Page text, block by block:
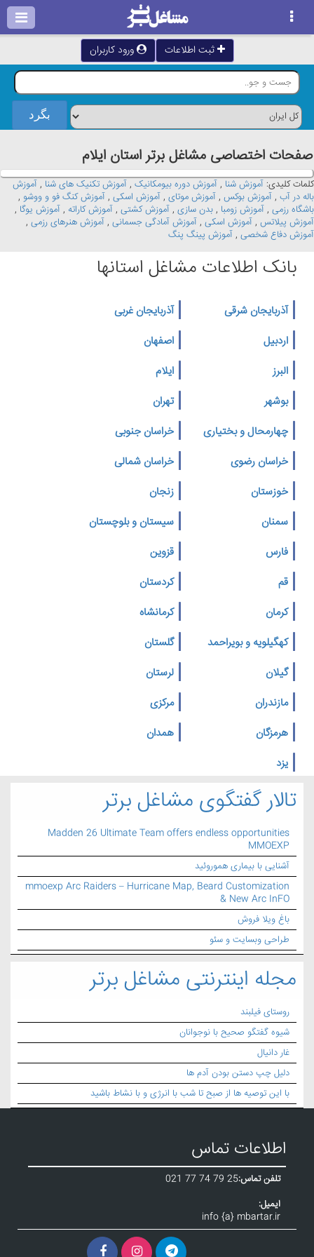
ثبت اطلاعات ورود کاربران
صفحات اختصاصی مشاغل برتر استان ايلام
کلمات کلیدی: آموزش شنا , آموزش دوره بیومکانیک , آموزش تکنیک های شنا , آموزش
باله در آب , آموزش بوکس , آموزش موتای , آموزش اسکی , آموزش کنگ فو و ووشو ,
باشگاه رزمی , آموزش زومبا , بدن سازی , آموزش کشتی , آموزش کاراته , آموزش یوگا ,
آموزش پیلاتس , آموزش اسکی , آموزش آمادگی جسمانی , آموزش هنرهای رزمی ,
آموزش دفاع شخصی , آموزش پینگ پنگ
بانک اطلاعات مشاغل استانها
آذربایجان شرقی
آذربایجان غربی
اردبیل
اصفهان
البرز
ایلام
بوشهر
تهران
چهارمحال و بختیاری
خراسان جنوبی
خراسان رضوی
خراسان شمالی
خوزستان
زنجان
سمنان
سیستان و بلوچستان
فارس
قزوین
قم
کردستان
کرمان
کرمانشاه
کهگیلویه و بویراحمد
گلستان
گیلان
لرستان
مازندران
مرکزی
هرمزگان
همدان
یزد
تالار گفتگوی مشاغل برتر
Madden 26 Ultimate Team offers endless opportunities
MMOEXP
آشنایی با بیماری هموروئید
mmoexp Arc Raiders – Hurricane Map, Beard Customization
& New Arc InFO
باغ ویلا فروش
طراحی وبسایت و سئو
مجله اینترنتی مشاغل برتر
روستای فیلبند
شیوه گفتگو صحیح با نوجوانان
غار دانیال
دلیل چپ دستن بودن آدم ها
با این توصیه ها از صبح تا شب با انرژی و با نشاط باشید
اطلاعات تماس
تلفن تماس:021 77 74 79 25
ایمیل:
info {a} mbartar.ir